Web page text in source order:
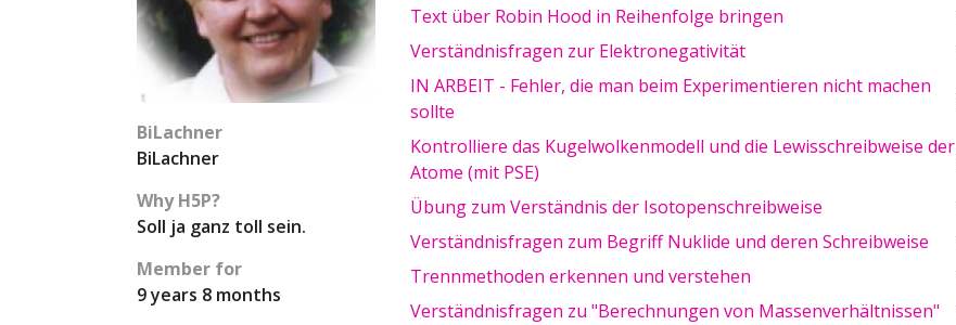
BiLachner
BiLachner
Why H5P?
Soll ja ganz toll sein.
Member for
9 years 8 months
Text über Robin Hood in Reihenfolge bringen
Verständnisfragen zur Elektronegativität
IN ARBEIT - Fehler, die man beim Experimentieren nicht machen
sollte
Kontrolliere das Kugelwolkenmodell und die Lewisschreibweise der
Atome (mit PSE)
Übung zum Verständnis der Isotopenschreibweise
Verständnisfragen zum Begriff Nuklide und deren Schreibweise
Trennmethoden erkennen und verstehen
Verständnisfragen zu "Berechnungen von Massenverhältnissen"